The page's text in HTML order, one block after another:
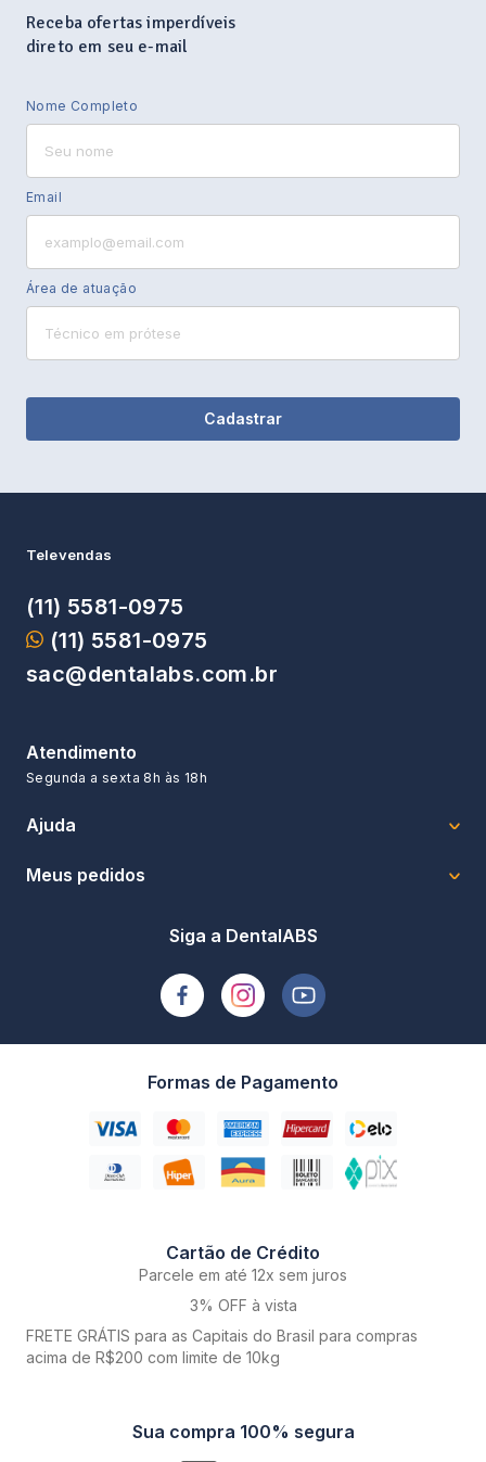
Receba ofertas imperdíveis
direto em seu e-mail
Nome Completo
Email
Área de atuação
Cadastrar
Televendas
(11) 5581-0975
(11) 5581-0975
sac@dentalabs.com.br
Atendimento
Segunda a sexta 8h às 18h
Ajuda
Meus pedidos
Siga a DentalABS
Formas de Pagamento
Cartão de Crédito
Parcele em até 12x sem juros
3% OFF à vista
FRETE GRÁTIS para as Capitais do Brasil para compras
acima de R$200 com limite de 10kg
Sua compra 100% segura